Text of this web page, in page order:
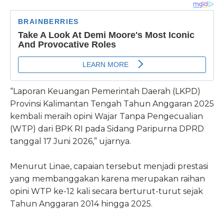
“Laporan Keuangan Pemerintah Daerah (LKPD)
Provinsi Kalimantan Tengah Tahun Anggaran 2025
kembali meraih opini Wajar Tanpa Pengecualian
(WTP) dari BPK RI pada Sidang Paripurna DPRD
tanggal 17 Juni 2026,” ujarnya.
Menurut Linae, capaian tersebut menjadi prestasi
yang membanggakan karena merupakan raihan
opini WTP ke-12 kali secara berturut-turut sejak
Tahun Anggaran 2014 hingga 2025.